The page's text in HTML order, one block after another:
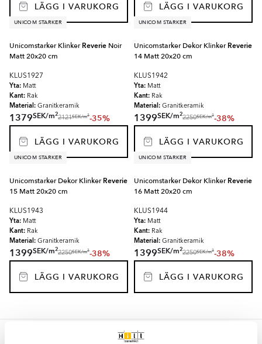
LÄGG I VARUKORG LÄGG I VARUKORG
UNICOM STARKER
Unicomstarker KlinkerReverie Noir
Matt 20x20 cm
KLUS1927
Yta: Matt
Kant: Rak
Material: Granitkeramik
1379SEK/m2
2121SEK/m2-35%
LÄGG I VARUKORG
UNICOM STARKER
Unicomstarker Dekor KlinkerReverie
14 Matt 20x20 cm
KLUS1942
Yta: Matt
Kant: Rak
Material: Granitkeramik
1399SEK/m2
2250SEK/m2-38%
LÄGG I VARUKORG
UNICOM STARKER
Unicomstarker Dekor KlinkerReverie
15 Matt 20x20 cm
KLUS1943
Yta: Matt
Kant: Rak
Material: Granitkeramik
1399SEK/m2
2250SEK/m2-38%
LÄGG I VARUKORG
UNICOM STARKER
Unicomstarker Dekor KlinkerReverie
16 Matt 20x20 cm
KLUS1944
Yta: Matt
Kant: Rak
Material: Granitkeramik
1399SEK/m2
2250SEK/m2-38%
LÄGG I VARUKORG
UNICOM STARKER